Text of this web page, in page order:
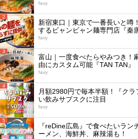
favy
2
新宿東口｜東京で一番長いと噂
するビャンビャン麺専門店『秦
favy
3
富山｜一度食べたらやみつき！
由にカスタム可能『TAN TAN』
favy
4
月額2980円で毎本半額！『ク
い飲みサブスクに注目
favy
5
『reDine広島』で食べたいラン
ーメン、海鮮丼、麻辣湯も！